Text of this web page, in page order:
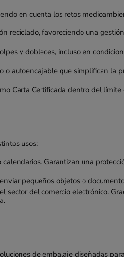
en cuenta los retos
reciclado, favoreciendo una
y dobleces, incluso en
o autoencajable que simplifican la
Carta Certificada dentro del límite
usos:
Garantizan una
pequeños objetos o
del comercio electrónico.
de embalaje diseñadas